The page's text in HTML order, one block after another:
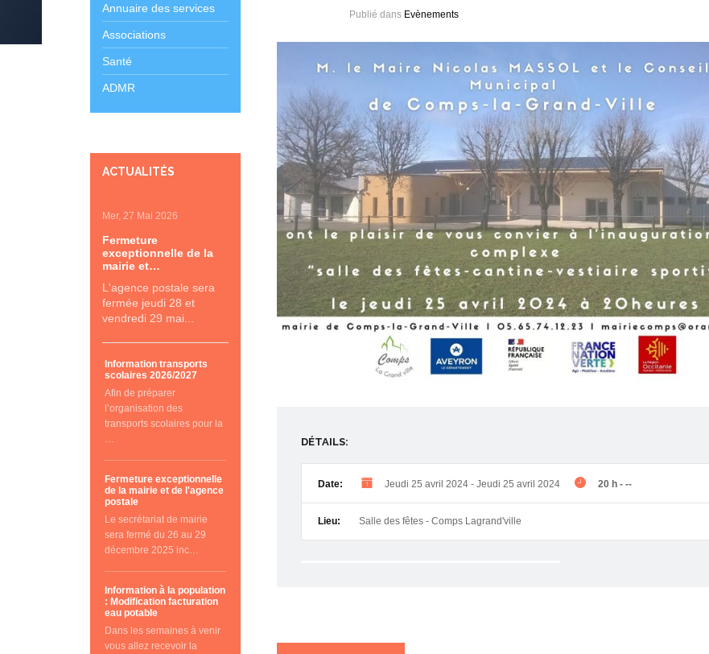
Publié dans Evènements
DÉTAILS:
Date: Jeudi 25 avril 2024 -Jeudi 25 avril 2024 20 h ---
Lieu: Salle des fêtes - Comps Lagrand'ville
Annuaire des services
Associations
Santé
ADMR
ACTUALITÉS
Mer, 27 Mai 2026
Fermeture
exceptionnelle de la
mairie et…
L'agence postale sera
fermée jeudi 28 et
vendredi 29 mai...
Information transports
scolaires 2026/2027
Afin de préparer
l’organisation des
transports scolaires pour la
…
Fermeture exceptionnelle
de la mairie et de l'agence
postale
Le secrétariat de mairie
sera fermé du 26 au 29
décembre 2025 inc…
Information à la population
: Modification facturation
eau potable
Dans les semaines à venir
vous allez recevoir la